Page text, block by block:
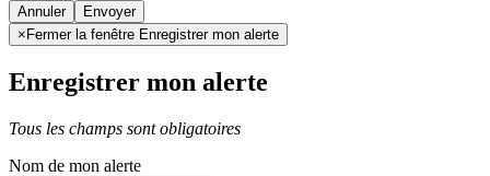
Annuler
× Fermer la fenêtre Enregistrer mon alerte
Enregistrer mon alerte
Tous les champs sont obligatoires
Nom de mon alerte